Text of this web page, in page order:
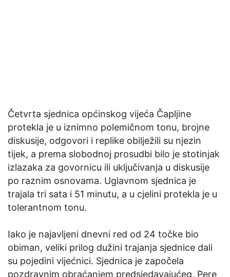
Četvrta sjednica općinskog vijeća Čapljine
protekla je u iznimno polemičnom tonu, brojne
diskusije, odgovori i replike obilježili su njezin
tijek, a prema slobodnoj prosudbi bilo je stotinjak
izlazaka za govornicu ili uključivanja u diskusije
po raznim osnovama. Uglavnom sjednica je
trajala tri sata i 51 minutu, a u cjelini protekla je u
tolerantnom tonu.
Iako je najavljeni dnevni red od 24 točke bio
obiman, veliki prilog dužini trajanja sjednice dali
su pojedini vijećnici. Sjednica je započela
pozdravnim obraćanjem predsjedavajućeg, Pere